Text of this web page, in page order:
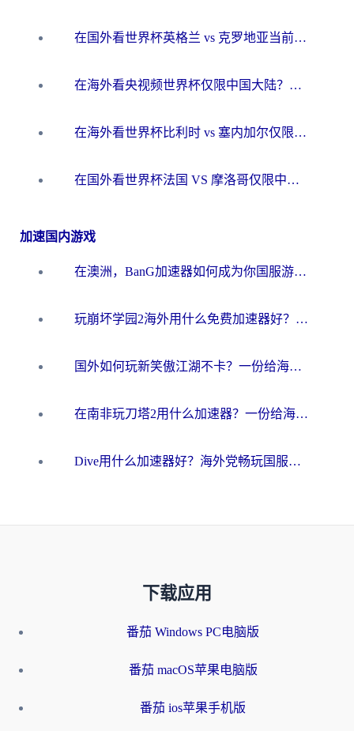
在国外看世界杯英格兰 vs 克罗地亚当前地区不可播放？这篇指南帮你搞定所有海外观赛难题
在海外看央视频世界杯仅限中国大陆？这篇指南帮你解锁中文解说+无卡顿直播
在海外看世界杯比利时 vs 塞内加尔仅限中国大陆？我找到了最流畅的中文解说之路
在国外看世界杯法国 VS 摩洛哥仅限中国大陆？海外党这样看中文解说赛事不卡顿
加速国内游戏
在澳洲，BanG加速器如何成为你国服游戏的“时光机”？
玩崩坏学园2海外用什么免费加速器好？2026海外党亲测国服游戏加速指南
国外如何玩新笑傲江湖不卡？一份给海外游子的终极网络指南
在南非玩刀塔2用什么加速器？一份给海外游子的终极生存指南
Dive用什么加速器好？海外党畅玩国服游戏的终极避坑指南
下载应用
番茄 Windows PC电脑版
番茄 macOS苹果电脑版
番茄 ios苹果手机版